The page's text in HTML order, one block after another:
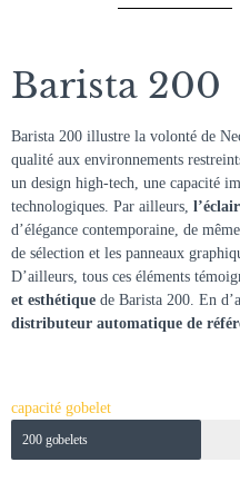
Barista 200
Barista 200 illustre la volonté de
qualité aux environnements
un design high-tech, une capacité
technologiques. Par ailleurs,
d’élégance contemporaine, de
de sélection et les panneaux
D’ailleurs, tous ces éléments
et esthétique de Barista 200. En
distributeur automatique de
capacité gobelet
200 gobelets